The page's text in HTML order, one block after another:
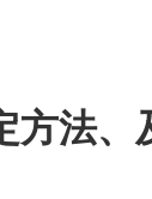
方法、